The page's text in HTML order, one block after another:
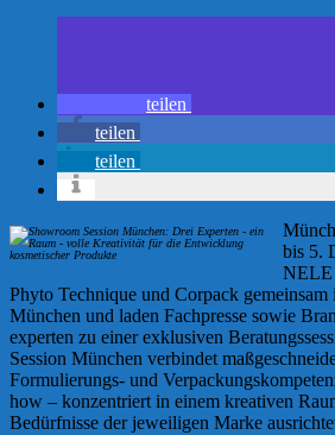
teilen
teilen
teilen
bis 5.
NELE
Phyto Technique und Corpack
München und laden Fachpresse sowie
experten zu einer exklusiven
Session München verbindet
Formulierungs- und
how – konzentriert in einem kreativen
Bedürfnisse der jeweiligen Marke